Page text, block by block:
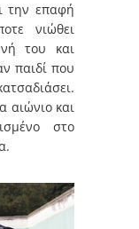
την επαφή
νιώθει
του και
παιδί που
αιώνιο και
στο